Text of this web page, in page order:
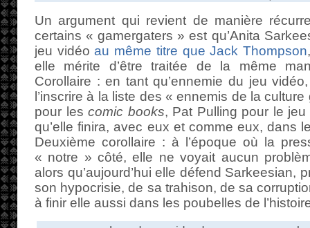
Un argument qui revient de manière
certains « gamergaters » est qu’Anita
jeu vidéoau même titre que Jack Thompson
elle mérite d’être traitée de la même
Corollaire : en tant qu’ennemie du jeu
l’inscrire à la liste des « ennemis de la
pour les comic books, Pat Pulling pour le
qu’elle finira, avec eux et comme eux, dans
Deuxième corollaire : à l’époque où la
« notre » côté, elle ne voyait aucun
alors qu’aujourd’hui elle défend Sarkeesian,
son hypocrisie, de sa trahison, de sa
à finir elle aussi dans les poubelles de